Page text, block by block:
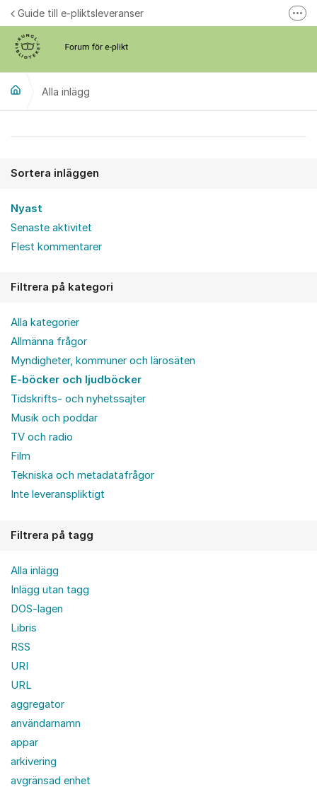
Hoppa till innehåll
Guide till e-pliktsleveranser
Alla inlägg
Sortera inläggen
Nyast
Senaste aktivitet
Flest kommentarer
Filtrera på kategori
Alla kategorier
Allmänna frågor
Myndigheter, kommuner och lärosäten
E-böcker och ljudböcker
Tidskrifts- och nyhetssajter
Musik och poddar
TV och radio
Film
Tekniska och metadatafrågor
Inte leveranspliktigt
Filtrera på tagg
Alla inlägg
Inlägg utan tagg
DOS-lagen
Libris
RSS
URI
URL
aggregator
användarnamn
appar
arkivering
avgränsad enhet